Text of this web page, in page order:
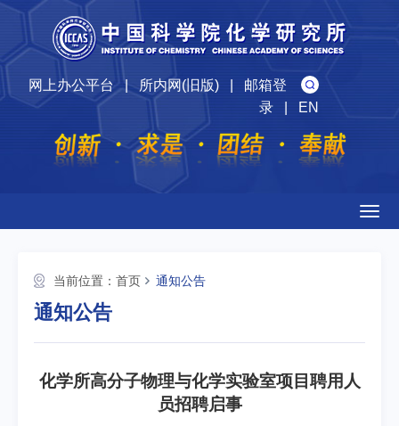
网上办公平台|所内网(旧版)| 邮箱登
录| EN
当前位置： 首页 通知公告
通知公告
化学所高分子物理与化学实验室项目聘用人
员招聘启事